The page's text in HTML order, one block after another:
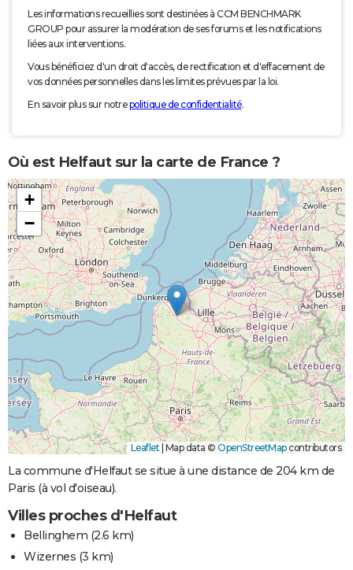
Les informations recueillies sont destinées à CCM BENCHMARK
GROUP pour assurer la modération de ses forums et les notifications
liées aux interventions.
Vous bénéficiez d'un droit d'accès, de rectification et d'effacement de
vos données personnelles dans les limites prévues par la loi.
En savoir plus sur notrepolitique de confidentialité.
Où est Helfaut sur la carte de France ?
+
−
Leaflet Map data © OpenStreetMapcontributors
La commune d'Helfaut se situe à une distance de 204 km de
Paris (à vol d'oiseau).
Villes proches d'Helfaut
Bellinghem (2.6 km)
Wizernes (3 km)